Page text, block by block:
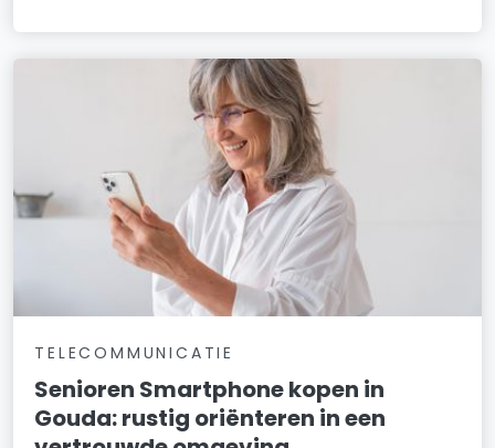
TELECOMMUNICATIE
Senioren Smartphone kopen in
Gouda: rustig oriënteren in een